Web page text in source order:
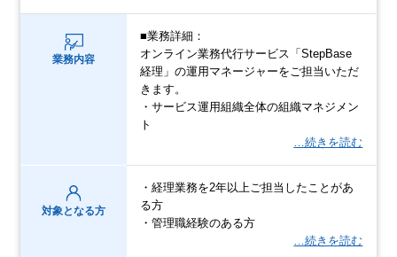
業務内容
■業務詳細：
オンライン業務代行サービス「StepBase
経理」の運用マネージャーをご担当いただ
きます。
・サービス運用組織全体の組織マネジメン
ト
…続きを読む
対象となる方
・経理業務を2年以上ご担当したことがあ
る方
・管理職経験のある方
…続きを読む